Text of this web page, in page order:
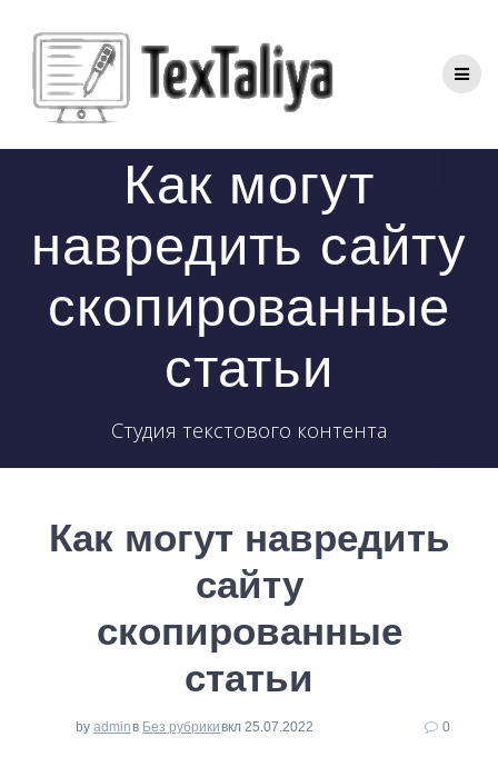
контенту
Как могут
навредить сайту
скопированные
статьи
Студия текстового контента
Как могут навредить
сайту
скопированные
статьи
by adminв Без рубрикивкл 25.07.2022 0